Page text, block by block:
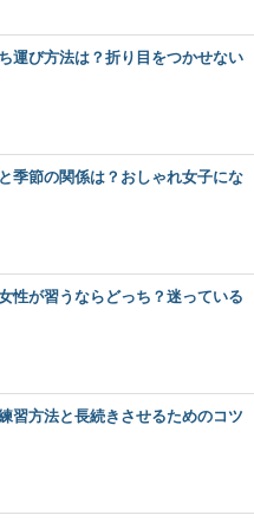
運び方法は？折り目をつかせない
季節の関係は？おしゃれ女子にな
性が習うならどっち？迷っている
習方法と長続きさせるためのコツ